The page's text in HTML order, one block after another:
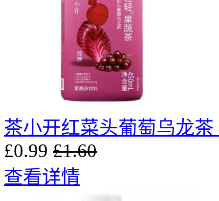
茶小开红菜头葡萄乌龙茶
£0.99 £1.60
查看详情